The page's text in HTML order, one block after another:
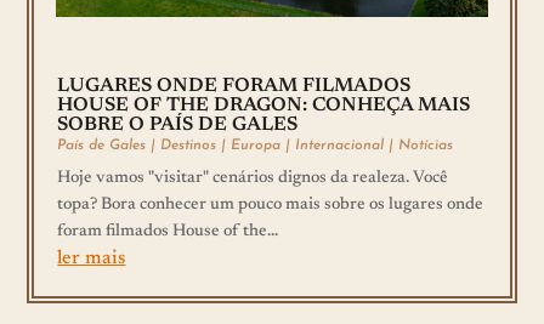
LUGARES ONDE FORAM FILMADOS
HOUSE OF THE DRAGON: CONHEÇA MAIS
SOBRE O PAÍS DE GALES
País de Gales | Destinos | Europa | Internacional | Notícias
Hoje vamos "visitar" cenários dignos da realeza. Você
topa? Bora conhecer um pouco mais sobre os lugares onde
foram filmados House of the...
ler mais